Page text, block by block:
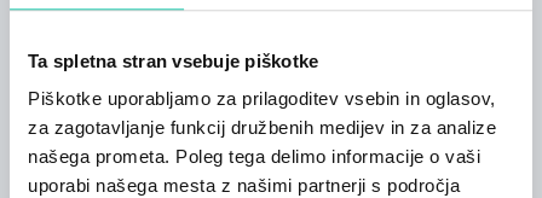
Ta spletna stran vsebuje piškotke
Piškotke uporabljamo za prilagoditev vsebin in oglasov,
za zagotavljanje funkcij družbenih medijev in za analize
našega prometa. Poleg tega delimo informacije o vaši
uporabi našega mesta z našimi partnerji s področja
nove čezmejne povezave ter prihodnost kulturnih
dogodku si lahko preberetetukaj
13:00–14:15GO! Borderless - Gremo čezmejno–
raziskovanje pomena in preobrazbene moči
brezmejnega kulturnega pristopa.